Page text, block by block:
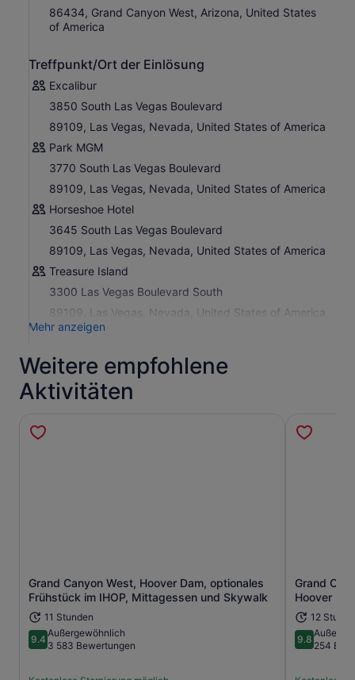
auf eigene Faust zu erkunden.
86434, Grand Canyon West, Arizona, United States
of America
Treffpunkt/Ort der Einlösung
Excalibur
3850 South Las Vegas Boulevard
89109, Las Vegas, Nevada, United States of America
Park MGM
3770 South Las Vegas Boulevard
89109, Las Vegas, Nevada, United States of America
Horseshoe Hotel
3645 South Las Vegas Boulevard
89109, Las Vegas, Nevada, United States of America
Treasure Island
3300 Las Vegas Boulevard South
89109, Las Vegas, Nevada, United States of America
Mehr anzeigen
Weitere empfohlene
Aktivitäten
Grand Canyon West, Hoover Dam, optionales
Frühstück im IHOP, Mittagessen und Skywalk
11 Stunden
9.49.4 von 10
Außergewöhnlich
3 583 Bewertungen
Wird in einem neuen Tab geöffnet
Grand
Hoover
12
9.89.8 von 10
254